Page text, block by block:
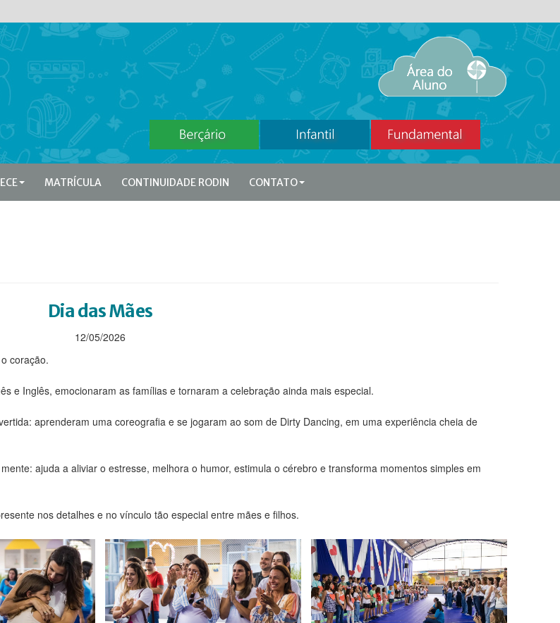
MATRÍCULA CONTINUIDADE RODIN CONTATO
Dia das Mães
12/05/2026
coração.
e Inglês, emocionaram as famílias e tornaram a celebração ainda mais especial.
aprenderam uma coreografia e se jogaram ao som de Dirty Dancing, em uma experiência cheia de
ajuda a aliviar o estresse, melhora o humor, estimula o cérebro e transforma momentos simples em
nos detalhes e no vínculo tão especial entre mães e filhos.